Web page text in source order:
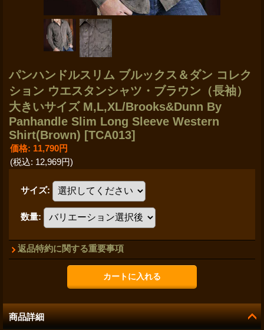
パンハンドルスリム ブルックス＆ダン コレク
ション ウエスタンシャツ・ブラウン（長袖）
大きいサイズ M,L,XL/Brooks&Dunn By
Panhandle Slim Long Sleeve Western
Shirt(Brown) [TCA013]
価格: 11,790円
(税込: 12,969円)
サイズ:
数量:
返品特約に関する重要事項
商品詳細